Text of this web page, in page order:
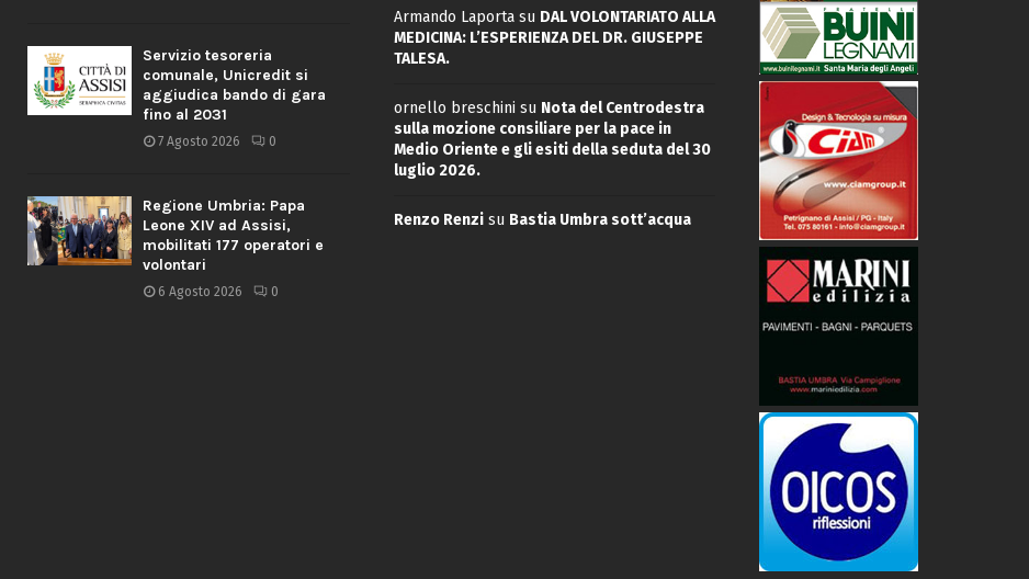
Servizio tesoreria
comunale, Unicredit si
aggiudica bando di gara
fino al 2031
7 Agosto 2026 0
Regione Umbria: Papa
Leone XIV ad Assisi,
mobilitati 177 operatori e
volontari
6 Agosto 2026 0
Armando Laportasu DAL VOLONTARIATO ALLA
MEDICINA: L’ESPERIENZA DEL DR. GIUSEPPE
TALESA.
ornello breschini su Nota del Centrodestra
sulla mozione consiliare per la pace in
Medio Oriente e gli esiti della seduta del 30
luglio 2026.
Renzo Renzisu Bastia Umbra sott’acqua